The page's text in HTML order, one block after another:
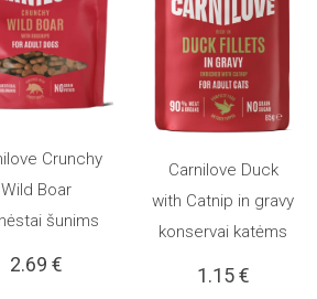
Į KREPŠELĮ
Crunchy
Wild Boar
šunims
2.69 €
Į KREPŠELĮ
Carnilove Duck
with Catnip in gravy
konservai katėms
1.15€